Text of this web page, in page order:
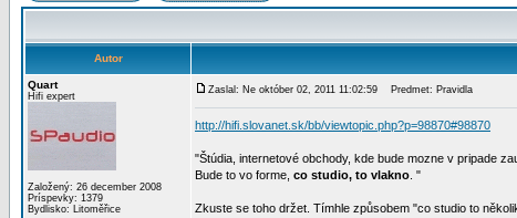
Autor
Quart
Hifi expert
Založený: 26 december 2008
Príspevky: 1379
Bydlisko: Litoměřice
Zaslal: Ne október 02, 2011 11:02:59 Predmet: Pravidla
http://hifi.slovanet.sk/bb/viewtopic.php?p=98870#98870
"Štúdia, internetové obchody, kde bude mozne v pripade
Bude to vo forme, co studio, to vlakno . "
Zkuste se toho držet. Tímhle způsobem "co studio to